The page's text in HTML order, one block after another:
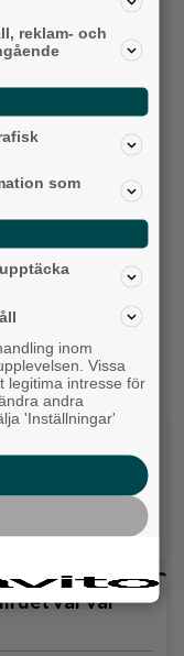
i stora städer
står kvar.
medan den
inte åker kommer
finns det alltid
inte tror att det
var den roligaste
Så ja, jag
papper och är helt
sociala medier.
det var val
reklam- och
som
inom
Vissa
legitima intresse för
andra
'Inställningar'